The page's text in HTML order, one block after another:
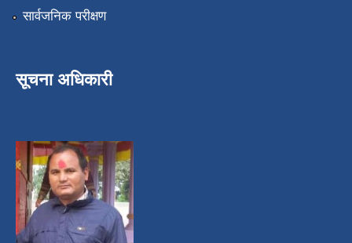
सार्वजनिक परीक्षण
सूचना अधिकारी